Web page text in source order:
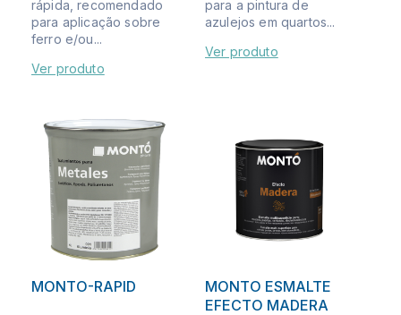
rápida, recomendado
para aplicação sobre
ferro e/ou...
Ver produto
para a pintura de
azulejos em quartos...
Ver produto
MONTO-RAPID
MONTO ESMALTE
EFECTO MADERA